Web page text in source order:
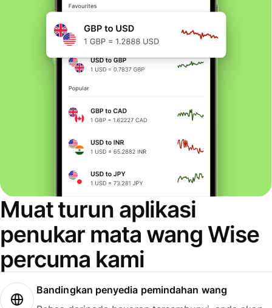
Muat turun aplikasi
penukar mata wang Wise
percuma kami
Bandingkan penyedia pemindahan wang